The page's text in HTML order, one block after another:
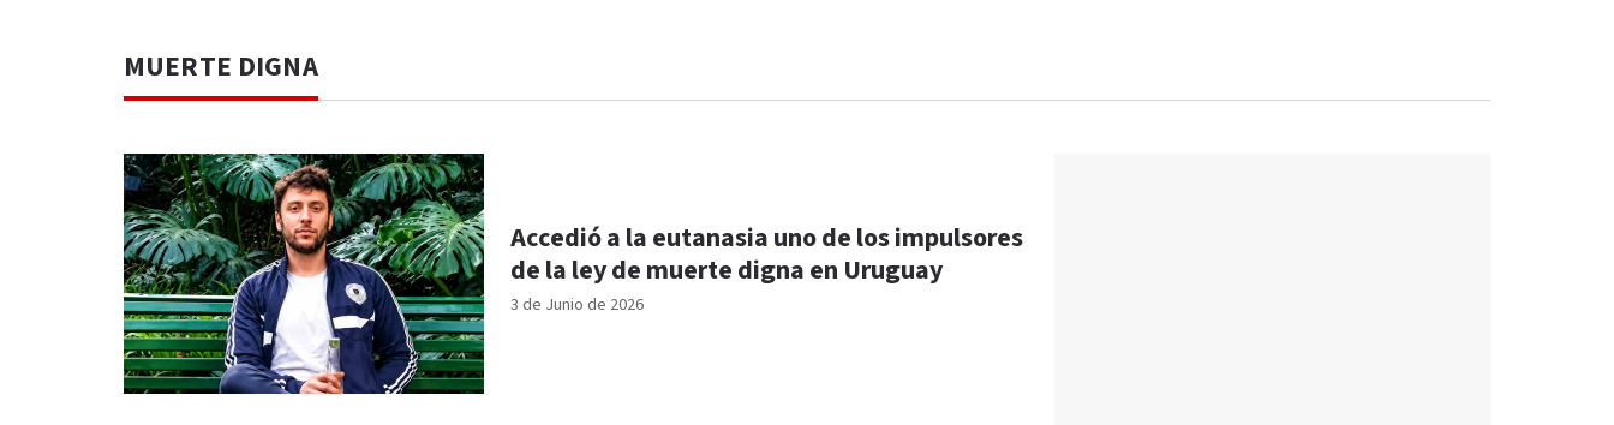
MUERTE DIGNA
3 de Junio de 2026
Accedió a la eutanasia uno de los impulsores
de la ley de muerte digna en Uruguay